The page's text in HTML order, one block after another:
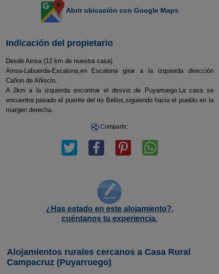
Abrir ubicación con Google Maps
Indicación del propietario
Desde Ainsa (12 km de nuestra casa)
Ainsa-Labuerda-Escalona,en Escalona girar a la izquierda dirección
Cañon de Añisclo.
A 2km a la izquierda encontrar el desvio de Puyarruego.La casa se
encuentra pasado el puente del rio Bellos,siguiendo hacia el pueblo en la
margen derecha.
Compartir:
¿Has estado en este alojamiento?,
cuéntanos tu experiencia.
Alojamientos rurales cercanos a Casa Rural
Campacruz (Puyarruego)